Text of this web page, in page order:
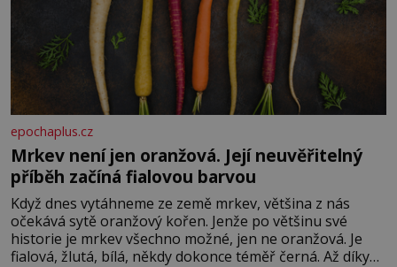
epochaplus.cz
Mrkev není jen oranžová. Její neuvěřitelný
příběh začíná fialovou barvou
Když dnes vytáhneme ze země mrkev, většina z nás
očekává sytě oranžový kořen. Jenže po většinu své
historie je mrkev všechno možné, jen ne oranžová. Je
fialová, žlutá, bílá, někdy dokonce téměř černá. Až díky